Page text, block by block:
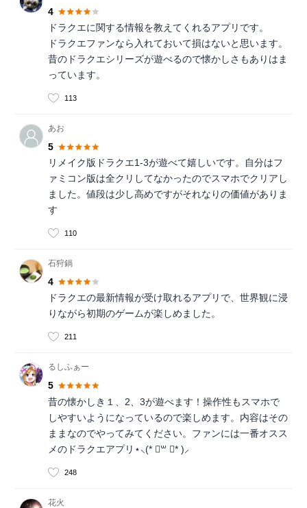
4
ドラクエに関する情報を教えてくれるアプリです。
ドラクエファンなら入れておいて損はないと思います。
昔のドラクエシリーズが遊べるので懐かしさもありはま
っています。
113
あお
5
リメイク版ドラクエ1-3が遊べて嬉しいです。自分はフ
ァミコン版は全クリしてなかったのでスマホでクリアし
ました。値段は少し高めですがそれなりの価値がありま
す
110
石狩鍋
4
ドラクエの最新情報が受け取れるアプリで、世界観に浸
りながら初期のゲームが楽しめました。
211
るしふぁー
5
昔の懐かしき１、2、3が遊べます！操作性もスマホで
しやすいようになっているので楽しめます。内容はその
ままなのでやってみてください。ファンには一番オスス
メのドラクエアプリ⋆⸜(* ॑꒳ ॑* )⸝
248
花火